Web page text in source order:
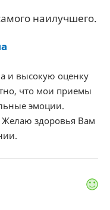
наилучшего.
и высокую оценку
что мои приемы
эмоции.
Желаю здоровья Вам